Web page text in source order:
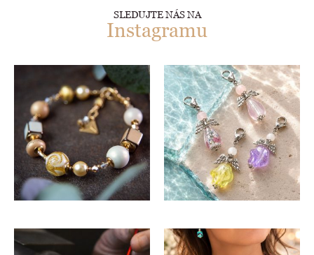
SLEDUJTE NÁS NA
Instagramu